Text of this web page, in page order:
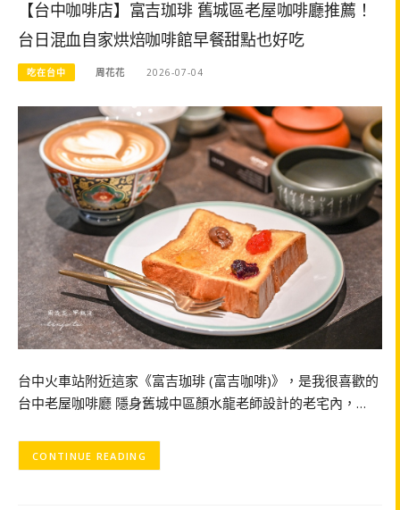
【台中咖啡店】富吉珈琲 舊城區老屋咖啡廳推薦！
台日混血自家烘焙咖啡館早餐甜點也好吃
吃在台中 周花花 2026-07-04
台中火車站附近這家《富吉珈琲 (富吉咖啡)》，是我很喜歡的
台中老屋咖啡廳 隱身舊城中區顏水龍老師設計的老宅內，…
CONTINUE READING